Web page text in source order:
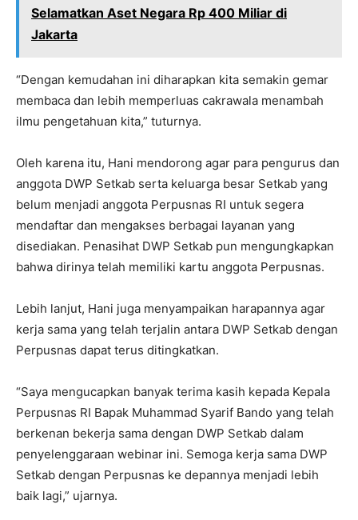
Selamatkan Aset Negara Rp 400 Miliar di
Jakarta
“Dengan kemudahan ini diharapkan kita semakin gemar
membaca dan lebih memperluas cakrawala menambah
ilmu pengetahuan kita,” tuturnya.
Oleh karena itu, Hani mendorong agar para pengurus dan
anggota DWP Setkab serta keluarga besar Setkab yang
belum menjadi anggota Perpusnas RI untuk segera
mendaftar dan mengakses berbagai layanan yang
disediakan. Penasihat DWP Setkab pun mengungkapkan
bahwa dirinya telah memiliki kartu anggota Perpusnas.
Lebih lanjut, Hani juga menyampaikan harapannya agar
kerja sama yang telah terjalin antara DWP Setkab dengan
Perpusnas dapat terus ditingkatkan.
“Saya mengucapkan banyak terima kasih kepada Kepala
Perpusnas RI Bapak Muhammad Syarif Bando yang telah
berkenan bekerja sama dengan DWP Setkab dalam
penyelenggaraan webinar ini. Semoga kerja sama DWP
Setkab dengan Perpusnas ke depannya menjadi lebih
baik lagi,” ujarnya.